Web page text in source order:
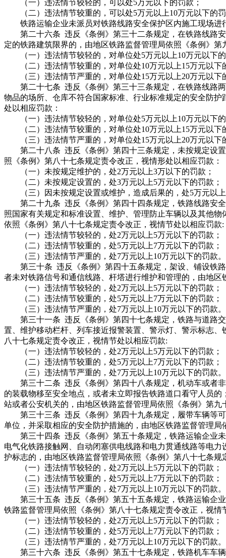
（一）违法情节较轻的，可以处5万元以下的罚款；
（二）违法情节较重的，可以处5万元以上10万元以下的
铁路运输企业未派员对铁路线路安全保护区内施工现场进
第二十六条 违反《条例》第三十二条规定，在铁路线路安
定的铁路建筑限界的，由地区铁路监督管理局依照《条例》
（一）违法情节较轻的，对单位处5万元以上10万元以下
（二）违法情节较重的，对单位处10万元以上15万元以下
（三）违法情节严重的，对单位处15万元以上20万元以下
第二十七条 违反《条例》第三十三条规定，在铁路线路两
物品的场所、仓库不符合国家标准、行业标准规定的安全防
处以相应罚款：
（一）违法情节较轻的，对单位处5万元以上10万元以下
（二）违法情节较重的，对单位处10万元以上15万元以下
（三）违法情节严重的，对单位处15万元以上20万元以下
第二十八条 违反《条例》第四十三条规定，未按规定设置
照《条例》第八十七条规定责令改正，视情形处以相应罚款：
（一）未按规定维护的，处2万元以上3万以下的罚款；
（二）未按规定设置的，处3万元以上5万元以下的罚款；
（三）因未按规定设置或维护，造成后果的，处5万元以上
第二十九条 违反《条例》第四十四条规定，铁路线路安全
照国家有关规定和标准设置、维护、管理防止车辆以及其他
依照《条例》第八十七条规定责令改正，视情节处以相应罚款:
（一）违法情节较轻的，处2万元以上5万元以下的罚款；
（二）违法情节较重的，处5万元以上7万元以下的罚款；
（三）违法情节严重的，处7万元以上10万元以下的罚款。
第三十条 违反《条例》第四十五条规定，架设、铺设铁路
者未对铁路信号和通信线路、杆塔进行维护和管理的，由地
（一）违法情节较轻的，处2万元以上5万元以下的罚款；
（二）违法情节较重的，处5万元以上7万元以下的罚款；
（三）违法情节严重的，处7万元以上10万元以下的罚款。
第三十一条 违反《条例》第四十七条规定，铁路与道路交
置、维护移动栏杆、列车接近报警装置、警示灯、警示标志
八十七条规定责令改正，视情节处以相应罚款:
（一）违法情节较轻的，处2万元以上5万元以下的罚款；
（二）违法情节较重的，处5万元以上7万元以下的罚款；
（三）违法情节严重的，处7万元以上10万元以下的罚款。
第三十二条 违反《条例》第四十八条规定，机动车或者非
的装载物移至安全地点，或者未立即报告铁路道口看守人员
站或者公安机关的，由地区铁路监督管理局依照《条例》第
第三十三条 违反《条例》第四十九条规定，履带车辆等可
单位，并采取相应的安全防护措施的，由地区铁路监督管理
第三十四条 违反《条例》第五十条规定，铁路运输企业未
电气化铁路接触网、自动闭塞供电线路和电力贯通线路等电
护标志的，由地区铁路监督管理局依照《条例》第八十七条
（一）违法情节较轻的，处2万元以上5万元以下的罚款；
（二）违法情节较重的，处5万元以上7万元以下的罚款；
（三）违法情节严重的，处7万元以上10万元以下的罚款。
第三十五条 违反《条例》第五十五条规定，铁路运输企业
铁路监督管理局依照《条例》第八十七条规定责令改正，视情
（一）违法情节较轻的，处2万元以上5万元以下的罚款；
（二）违法情节较重的，处5万元以上7万元以下的罚款；
（三）违法情节严重的，处7万元以上10万元以下的罚款。
第三十六条 违反《条例》第五十七条规定，铁路机车车辆